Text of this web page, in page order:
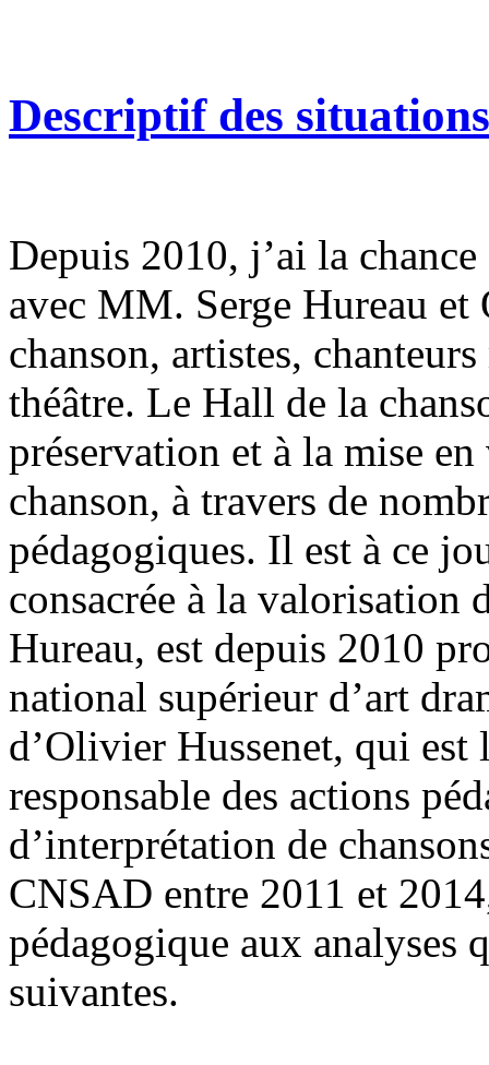
Descriptif des
Depuis 2010, j’ai la
avec MM. Serge Hureau
chanson, artistes,
théâtre. Le Hall de la
préservation et à la mise
chanson, à travers de
pédagogiques. Il est à ce
consacrée à la valorisation
Hureau, est depuis 2010
national supérieur d’art
d’Olivier Hussenet, qui est
responsable des actions
d’interprétation de
CNSAD entre 2011 et
pédagogique aux analyses
suivantes.